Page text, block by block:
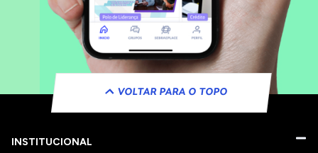
VOLTAR PARA O TOPO
INSTITUCIONAL